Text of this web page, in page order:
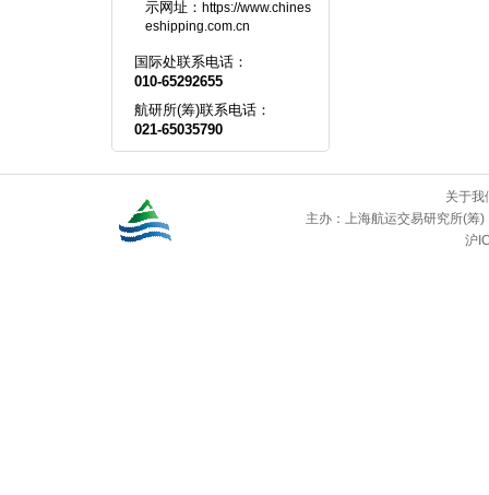
示网址： https://www.chines
eshipping.com.cn
国际处联系电话：
010-65292655
航研所(筹)联系电话：
021-65035790
关于我
主办： 上海航运交易研究所(筹)
沪